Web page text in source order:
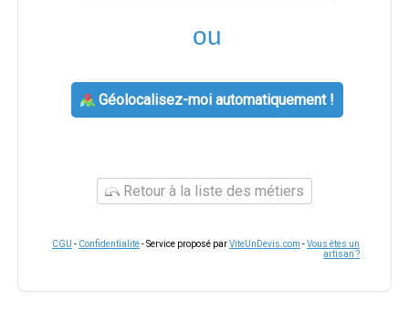
ou
Géolocalisez-moi automatiquement !
Retour à la liste des métiers
CGU - Confidentialité- Service proposé parViteUnDevis.com -Vous êtes un
artisan ?